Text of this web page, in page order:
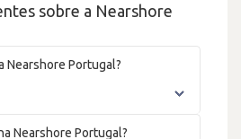
sobre a Nearshore
Nearshore Portugal?
Nearshore Portugal?